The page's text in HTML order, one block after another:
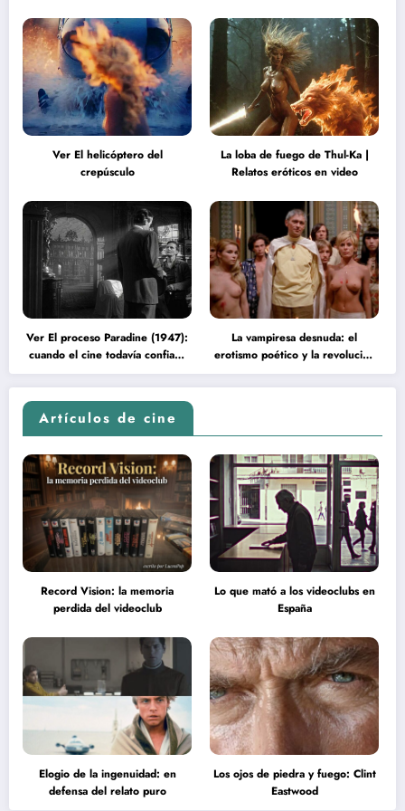
Ver El helicóptero del
crepúsculo
La loba de fuego de Thul-Ka |
Relatos eróticos en video
Ver El proceso Paradine (1947):
cuando el cine todavía confiaba
en la inteligencia del espectador
La vampiresa desnuda: el
erotismo poético y la revolución
psicodélica de Jean Rollin
Artículos de cine
Record Vision: la memoria
perdida del videoclub
Lo que mató a los videoclubs en
España
Elogio de la ingenuidad: en
defensa del relato puro
Los ojos de piedra y fuego: Clint
Eastwood